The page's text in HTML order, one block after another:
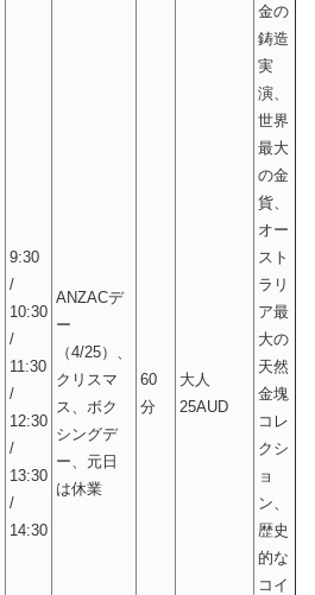
9:30
/
10:30
/
11:30
/
12:30
/
13:30
/
14:30
ANZACデ
ー
（4/25）、
クリスマ
ス、ボク
シングデ
ー、元日
は休業
60
分
大人
25AUD
金の
鋳造
実
演、
世界
最大
の金
貨、
オー
スト
ラリ
ア最
大の
天然
金塊
コレ
クシ
ョ
ン、
歴史
的な
コイ